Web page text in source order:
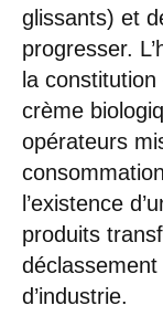
glissants) et
progresser.
la
crème
opérateurs
l’existence
produits
d’industrie.